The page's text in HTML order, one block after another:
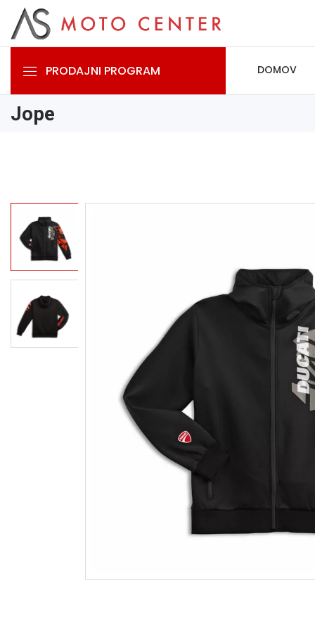
PRODAJNI PROGRAM DOMOV
Jope